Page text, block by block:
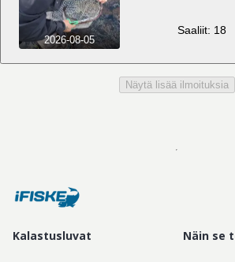
2026-08-05
Saaliit: 18
Näytä lisää ilmoituksia
Kalastusluvat Näin se